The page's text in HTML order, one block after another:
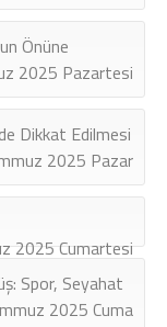
Önüne
2025 Pazartesi
Dikkat Edilmesi
2025 Pazar
2025 Cumartesi
Spor, Seyahat
2025 Cuma